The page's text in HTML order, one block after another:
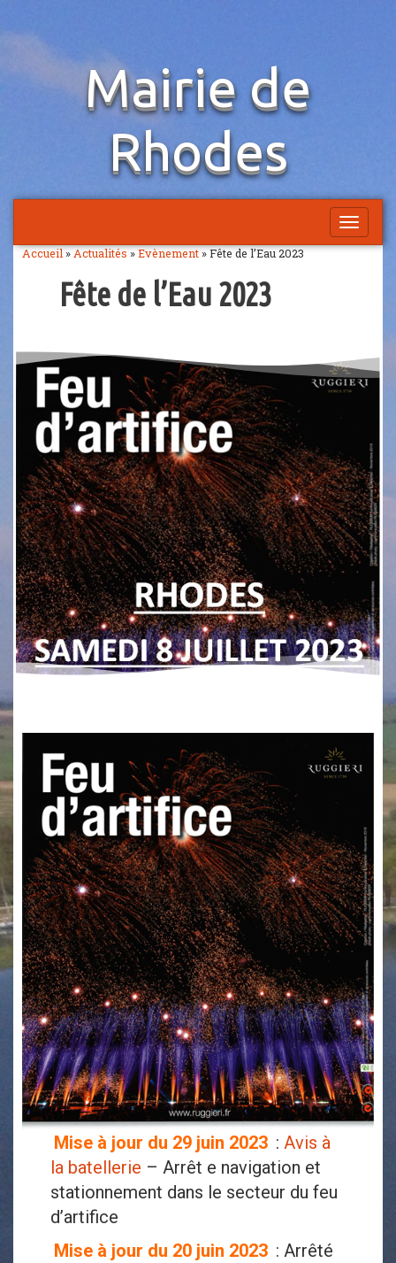
Mairie de
Rhodes
Afficher/
la
Accueil»Actualités»Evènement»Fête de l’Eau 2023
Fête de l’Eau 2023
Mise à jour du 29 juin 2023 : Avis à
la batellerie – Arrêt e navigation et
stationnement dans le secteur du feu
d’artifice
Mise à jour du 20 juin 2023 : Arrêté